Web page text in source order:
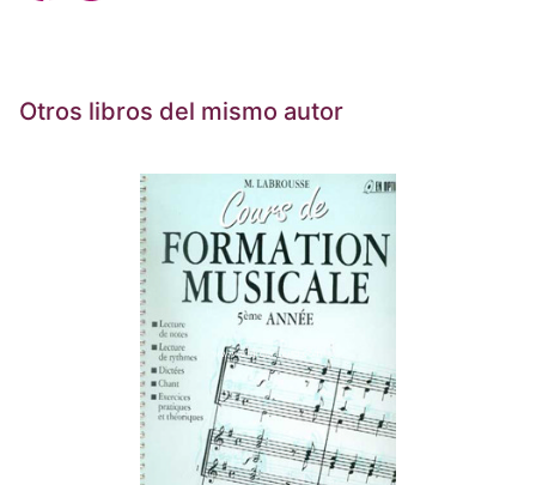
Otros libros del mismo autor